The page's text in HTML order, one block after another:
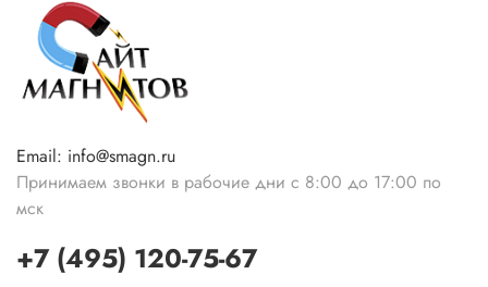
Email: info@smagn.ru
Принимаем звонки в рабочие дни с 8:00 до 17:00 по
мск
+7 (495) 120-75-67